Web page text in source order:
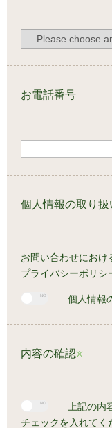
お電話番号
個人情報の取り扱
お問い合わせにおけ
プライバシーポリシ
個人情報
内容の確認※
上記の内
チェックを入れてく